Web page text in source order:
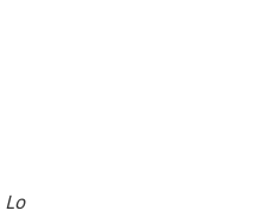
Lo